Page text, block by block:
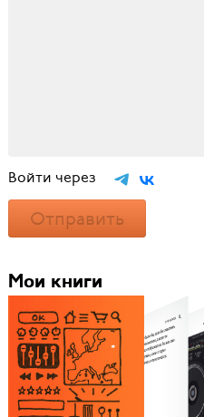
Войти через
Отправить
Мои книги